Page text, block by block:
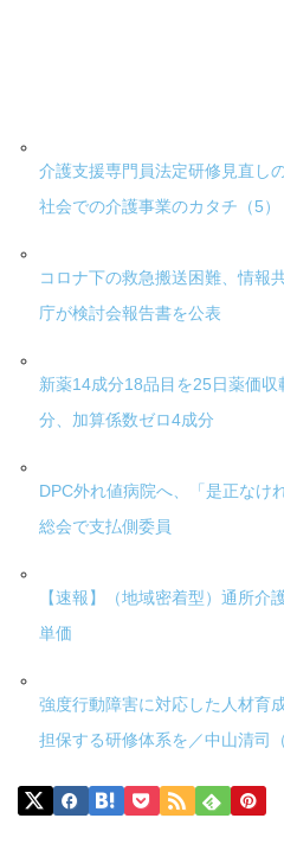
介護支援専門員法定研修見直し
社会での介護事業のカタチ（5）
コロナ下の救急搬送困難、情報
庁が検討会報告書を公表
新薬14成分18品目を25日薬価
分、加算係数ゼロ4成分
DPC外れ値病院へ、「是正なけ
総会で支払側委員
【速報】（地域密着型）通所
単価
強度行動障害に対応した人材
担保する研修体系を／中山清司